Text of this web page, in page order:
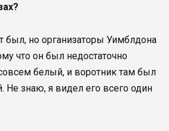
был, но организаторы Уимблдона
что он был недостаточно
белый, и воротник там был
Не знаю, я видел его всего один